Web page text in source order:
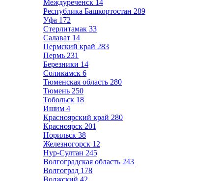
Междуреченск 14
Республика Башкортостан 289
Уфа 172
Стерлитамак 33
Салават 14
Пермский край 283
Пермь 231
Березники 14
Соликамск 6
Тюменская область 280
Тюмень 250
Тобольск 18
Ишим 4
Красноярский край 280
Красноярск 201
Норильск 38
Железногорск 12
Нур-Султан 245
Волгоградская область 243
Волгоград 178
Волжский 42